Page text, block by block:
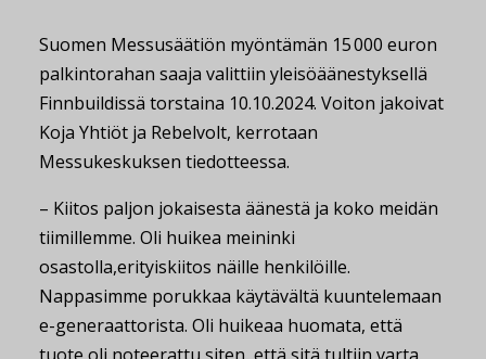
Suomen Messusäätiön myöntämän 15 000 euron
palkintorahan saaja valittiin yleisöäänestyksellä
Finnbuildissä torstaina 10.10.2024. Voiton jakoivat
Koja Yhtiöt ja Rebelvolt, kerrotaan
Messukeskuksen tiedotteessa.
– Kiitos paljon jokaisesta äänestä ja koko meidän
tiimillemme. Oli huikea meininki
osastolla,erityiskiitos näille henkilöille.
Nappasimme porukkaa käytävältä kuuntelemaan
e-generaattorista. Oli huikeaa huomata, että